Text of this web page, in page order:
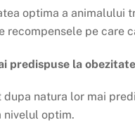
optima a animalului
recompensele pe care
predispuse la obezitate
dupa natura lor mai
nivelul optim.